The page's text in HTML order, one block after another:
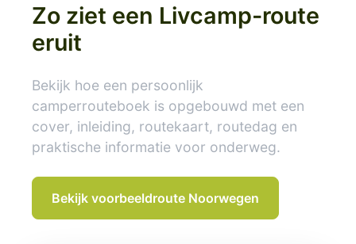
Zo ziet een Livcamp-route
eruit
Bekijk hoe een persoonlijk
camperrouteboek is opgebouwd met een
cover, inleiding, routekaart, routedag en
praktische informatie voor onderweg.
Bekijk voorbeeldroute Noorwegen